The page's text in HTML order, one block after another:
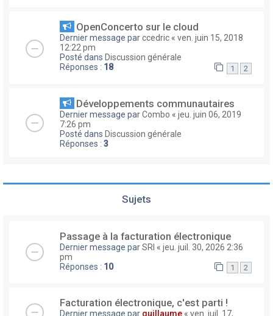
OpenConcerto sur le cloud
Dernier message parccedric « ven. juin 15, 2018
12:22 pm
Posté dans Discussion générale
Réponses : 18 1 2
Développements communautaires
Dernier message parCombo « jeu. juin 06, 2019
7:26 pm
Posté dans Discussion générale
Réponses : 3
Sujets
Passage à la facturation électronique
Dernier message parSRI « jeu. juil. 30, 2026 2:36
pm
Réponses : 10 1 2
Facturation électronique, c'est parti !
Dernier message par guillaume « ven. juil. 17,